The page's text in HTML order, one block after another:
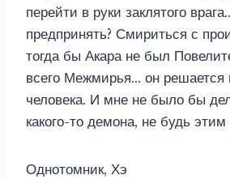
перейти в руки заклятого
предпринять? Смириться с
тогда бы Акара не был
всего Межмирья… он решается
человека. И мне не было бы
какого-то демона, не будь
Однотомник, Хэ